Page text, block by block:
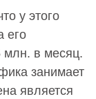
у этого
его
млн. в месяц.
занимает
является